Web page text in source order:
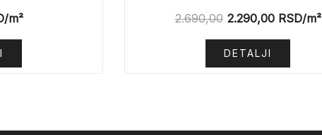
/m²
2.690,00 2.290,00RSD/m²
DETALJI